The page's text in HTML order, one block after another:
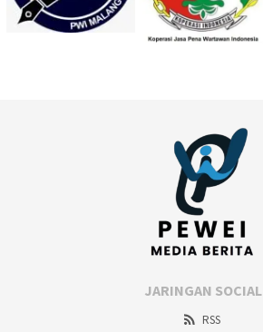
JARINGAN SOCIAL
RSS